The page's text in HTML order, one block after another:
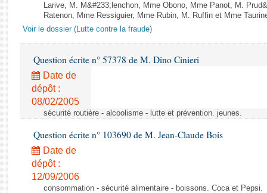
Larive, M. M&#233;lenchon, Mme Obono, Mme Panot, M.
Ratenon, Mme Ressiguier, Mme Rubin, M. Ruffin et Mme
Voir le dossier (Lutte contre la fraude)
Question écrite n° 57378 de M. Dino Cinieri
Date de
dépôt :
08/02/2005
sécurité routière - alcoolisme - lutte et prévention. jeunes.
Question écrite n° 103690 de M. Jean-Claude Bois
Date de
dépôt :
12/09/2006
consommation - sécurité alimentaire - boissons. Coca et Pepsi.